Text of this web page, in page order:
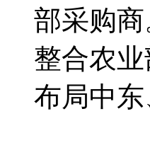
部采购
整合农
布局中